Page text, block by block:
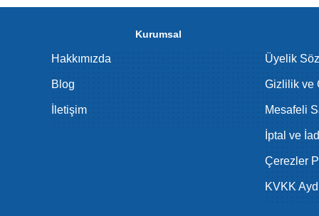
Kurumsal
Hakkımızda
Blog
İletişim
Üyelik
Gizlilik ve
Mesafeli
İptal ve
Çerezler
KVKK